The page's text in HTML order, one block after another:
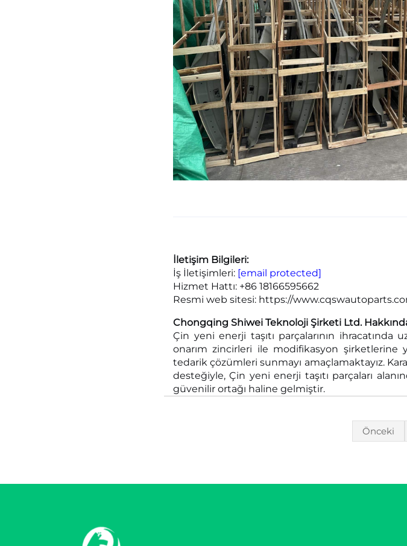
İletişim Bilgileri:
İş İletişimleri: [email protected]
Hizmet Hattı: +86 18166595662
Resmi web sitesi: https://
Chongqing Shiwei Teknoloji Şirketi Ltd.
Çin yeni enerji taşıtı parçalarının ihracatında
onarım zincirleri ile modifikasyon
tedarik çözümleri sunmayı amaçlamaktayız.
desteğiyle, Çin yeni enerji taşıtı parçaları
güvenilir ortağı haline gelmiştir.
Önceki